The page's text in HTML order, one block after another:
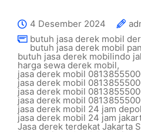
4 Desember 2024
butuh jasa derek mobil
butuh jasa derek mobil
butuh jasa derek mobilindo
harga sewa derek mobil,
jasa derek mobil
jasa derek mobil
jasa derek mobil
jasa derek mobil
jasa derek mobil 24 jam
jasa derek mobil 24 jam
Jasa derek terdekat Jakarta